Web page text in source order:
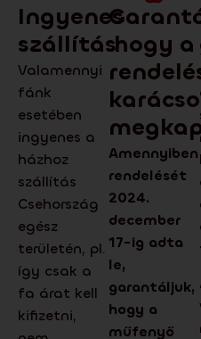
Ingyenes
szállítás
Valamennyi
fánk
esetében
ingyenes a
házhoz
szállítás
Csehország
egész
területén, pl.
így csak a
fa árat kell
kifizetni,
hogy a
Amennyiben
rendelését
2024.
december
17-ig adta
le,
garantáljuk,
hogy a
műfenyő